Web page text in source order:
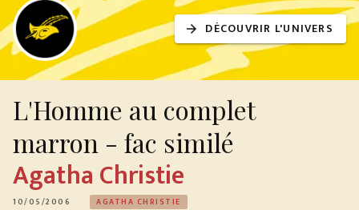
arrow_forward DÉCOUVRIR L'UNIVERS
L'Homme au complet
marron - fac similé
Agatha Christie
10/05/2006 AGATHA CHRISTIE